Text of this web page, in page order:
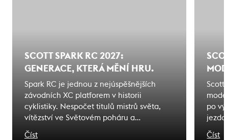
SCOTT SPARK RC 2027:
GENERACE, KTERÁ MĚNÍ HRU.
Spark RC je jednou z nejúspěšnějších
závodních XC platforem v historii
cyklistiky. Nespočet titulů mistrů světa,
vítězství ve Světovém poháru a
olympijských medailí. Kolo, jehož jméno
Číst
Scott
po
Číst